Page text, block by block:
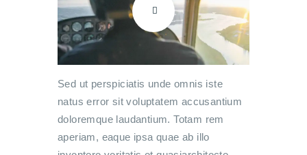
Sed ut perspiciatis unde omnis iste
natus error sit voluptatem accusantium
doloremque laudantium. Totam rem
aperiam, eaque ipsa quae ab illo